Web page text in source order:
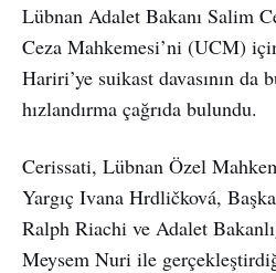
Lübnan Adalet Bakanı Salim
Ceza Mahkemesi’ni (UCM)
Hariri’ye suikast davasının da
hızlandırma çağrıda bulundu.
Cerissati, Lübnan Özel
Yargıç Ivana Hrdličková,
Ralph Riachi ve Adalet
Meysem Nuri ile